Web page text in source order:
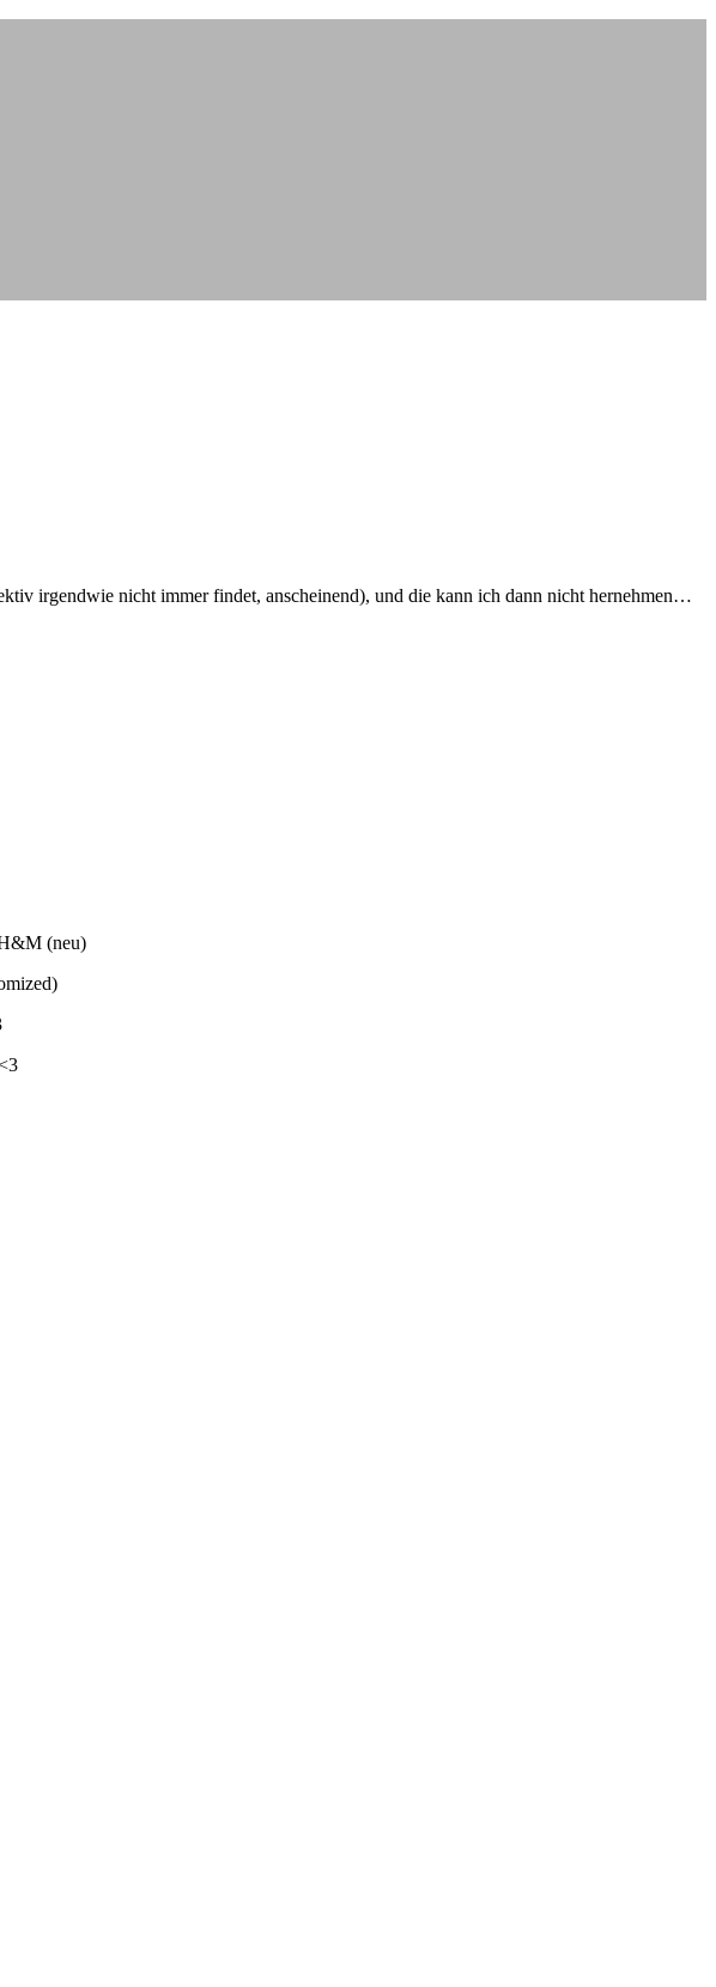
irgendwie nicht immer findet, anscheinend), und die kann ich dann nicht hernehmen…
(neu)